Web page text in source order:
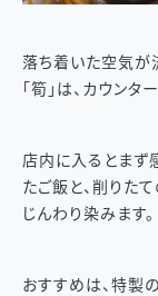
落ち着いた空気が
「筍」は、カウン
店内に入るとまず
たご飯と、削りた
じんわり染みます。
おすすめは、特製